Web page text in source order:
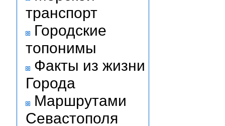
транспорт
Городские
топонимы
Факты из жизни
Города
Маршрутами
Севастополя